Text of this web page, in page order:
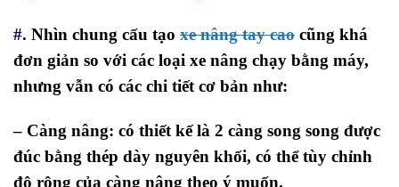
#. Nhìn chung cấu tạo xe nâng tay cao cũng khá
đơn giản so với các loại xe nâng chạy bằng máy,
nhưng vẫn có các chi tiết cơ bản như:
– Càng nâng: có thiết kế là 2 càng song song được
đúc bằng thép dày nguyên khối, có thể tùy chỉnh
độ rộng của càng nâng theo ý muốn.